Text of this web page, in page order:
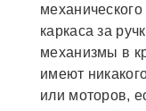
каркаса за
механизмы в
имеют
или моторов,